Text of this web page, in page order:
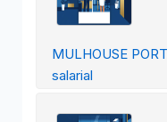
MULHOUSE
salarial